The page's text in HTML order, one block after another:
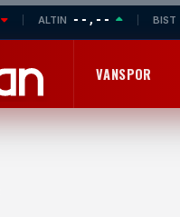
ALTIN --,-- BIST
VANSPOR